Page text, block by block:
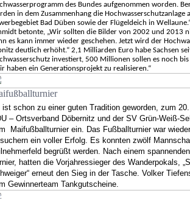
des Bundes aufgenommen worden.
in dem Zusammenhang die Hochwasserschutzanlage
Bad Düben sowie der Flügeldeich in
betonte, „Wir sollten die Bilder von 2002 und 2013
es kann immer wieder geschehen. Jetzt wird der
deutlich erhöht.“ 2,1 Milliarden Euro habe Sachsen
investiert, 500 Millionen sollen es noch
haben ein Generationsprojekt zu realisieren.“
ist schon zu einer guten Tradition geworden, zum
– Ortsverband Döbernitz und der SV Grün-Weiß-
Maifußballturnier ein. Das Fußballturnier war
ein voller Erfolg. Es konnten zwölf
begrüßt werden. Nach einem
hatten die Vorjahressieger des Wanderpokals,
erneut den Sieg in der Tasche. Volker
Gewinnerteam Tankgutscheine.